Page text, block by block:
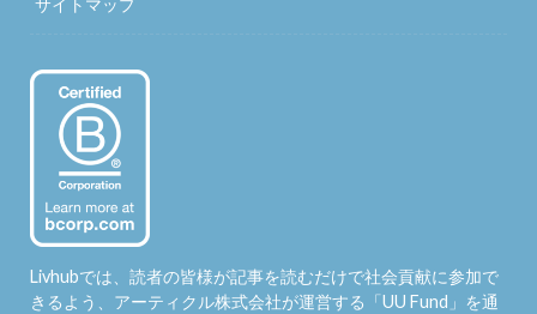
Livhubでは、読者の皆様が記事を読むだけで社会貢献に参加で
きるよう、アーティクル株式会社が運営する「UU Fund 」を通